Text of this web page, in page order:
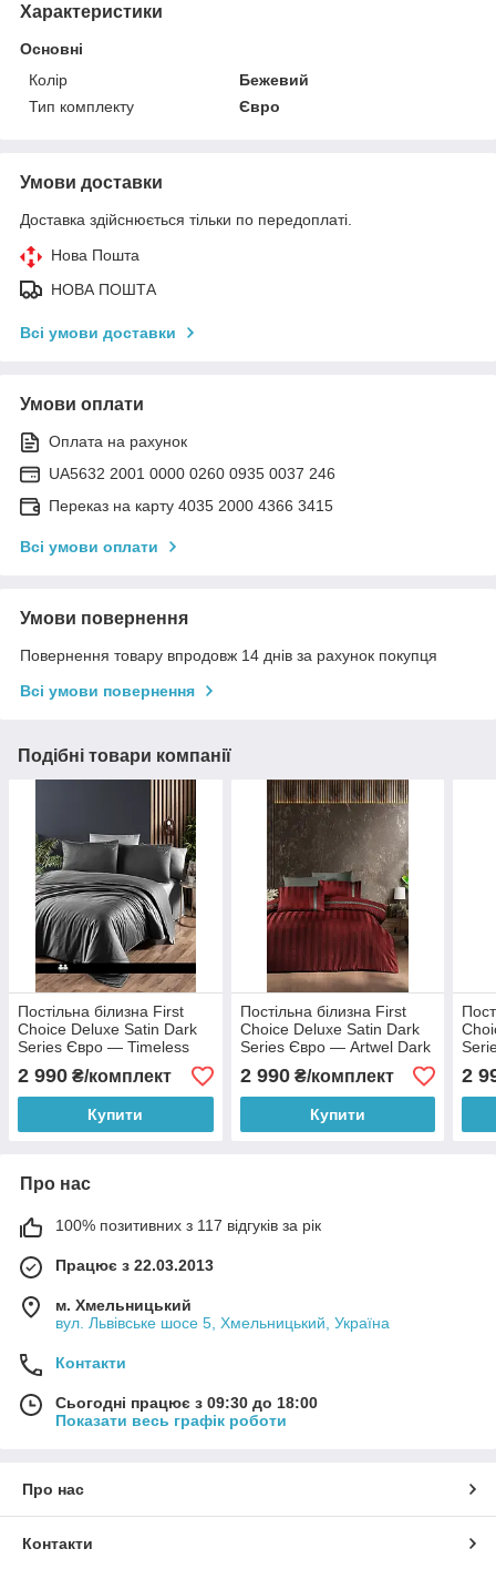
Характеристики
Основні
Колір
Бежевий
Тип комплекту
Євро
Умови доставки
Доставка здійснюється тільки по передоплаті.
Нова Пошта
НОВА ПОШТА
Всі умови доставки
Умови оплати
Оплата на рахунок
UA5632 2001 0000 0260 0935 0037 246
Переказ на карту 4035 2000 4366 3415
Всі умови оплати
Умови повернення
Повернення товару впродовж 14 днів за рахунок покупця
Всі умови повернення
Подібні товари компанії
Постільна білизна First
Choice Deluxe Satin Dark
Series Євро — Timeless
Anthracite
2 990 ₴/комплект
Купити
Постільна білизна First
Choice Deluxe Satin Dark
Series Євро — Artwel Dark
Red
2 990₴/комплект
Купити
2
Про нас
100% позитивних з 117 відгуків за рік
Працює з 22.03.2013
м. Хмельницький
вул. Львівське шосе 5, Хмельницький, Україна
Контакти
Сьогодні працює з 09:30 до 18:00
Показати весь графік роботи
Про нас
Контакти